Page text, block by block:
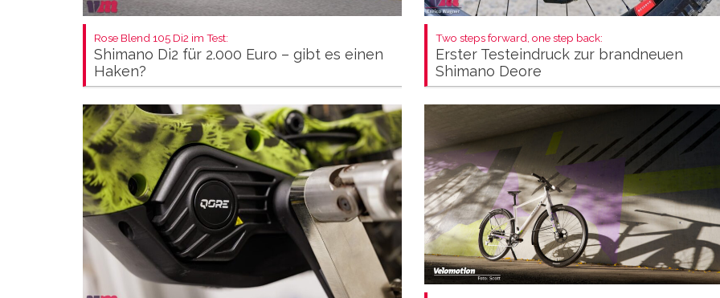
Rose Blend 105 Di2 im Test:
Shimano Di2 für 2.000 Euro – gibt es einen
Haken?
Two steps forward, one step back:
Erster Testeindruck zur brandneuen
Shimano Deore